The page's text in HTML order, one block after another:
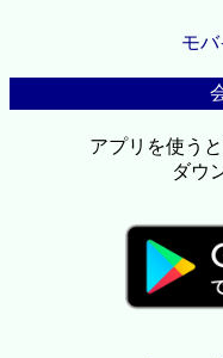
モ
アプリを使う
ダウ